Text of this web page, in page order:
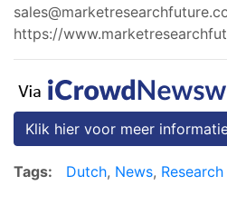
https://
Klik hier voor meer
Tags: Dutch, News,